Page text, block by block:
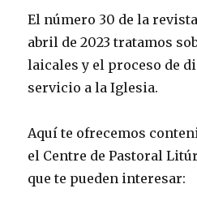
El número 30 de la
abril de 2023 tratamos
laicales y el proceso de
servicio a la Iglesia.
Aquí te ofrecemos
el Centre de Pastoral
que te pueden interesar: